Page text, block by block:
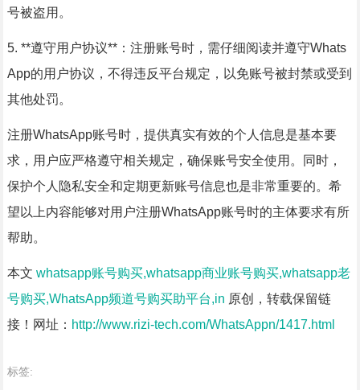
号被盗用。
5. **遵守用户协议**：注册账号时，需仔细阅读并遵守Whats
App的用户协议，不得违反平台规定，以免账号被封禁或受到
其他处罚。
注册WhatsApp账号时，提供真实有效的个人信息是基本要
求，用户应严格遵守相关规定，确保账号安全使用。同时，
保护个人隐私安全和定期更新账号信息也是非常重要的。希
望以上内容能够对用户注册WhatsApp账号时的主体要求有所
帮助。
本文 whatsapp账号购买,whatsapp商业账号购买,whatsapp老
号购买,WhatsApp频道号购买助平台,in 原创，转载保留链
接！网址： http://www.rizi-tech.com/WhatsAppn/1417.html
标签: